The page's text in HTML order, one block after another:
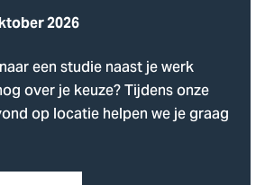
2026
een studie naast je werk
over je keuze? Tijdens onze
op locatie helpen we je graag